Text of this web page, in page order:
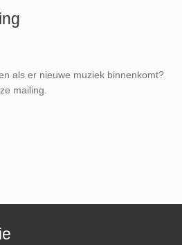
als er nieuwe muziek binnenkomt?
mailing.